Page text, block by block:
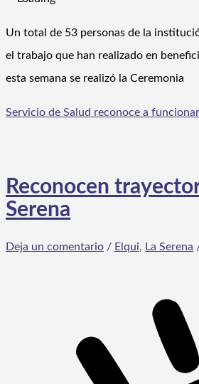
Un total de 53 personas de la
el trabajo que han realizado en
esta semana se realizó la Ceremonia
Servicio de Salud reconoce a
Reconocen
Serena
Deja un comentario / Elqui, La Serena